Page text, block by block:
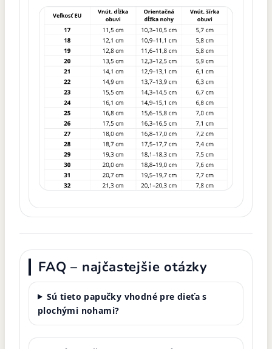
FAQ – najčastejšie otázky
Sú tieto papučky vhodné pre dieťa s
plochými nohami?